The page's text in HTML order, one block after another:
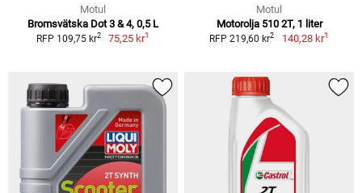
Motul
Bromsvätska Dot 3 & 4, 0,5 L
RFP 109,75 kr2 75,25 kr1
Motul
Motorolja 510 2T, 1 liter
RFP 219,60 kr2 140,28 kr1